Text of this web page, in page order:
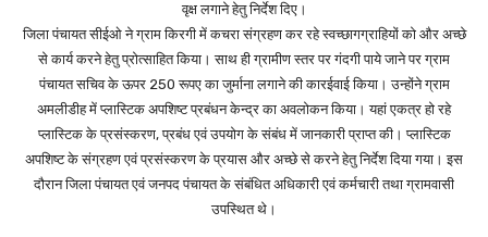
वृक्ष लगाने हेतु निर्देश दिए।
जिला पंचायत सीईओ ने ग्राम किरगी में कचरा संग्रहण कर रहे स्वच्छागग्राहियों को और अच्छे
से कार्य करने हेतु प्रोत्साहित किया। साथ ही ग्रामीण स्तर पर गंदगी पाये जाने पर ग्राम
पंचायत सचिव के ऊपर 250 रूपए का जुर्माना लगाने की कारईवाई किया। उन्होंने ग्राम
अमलीडीह में प्लास्टिक अपशिष्ट प्रबंधन केन्द्र का अवलोकन किया। यहां एकत्र हो रहे
प्लास्टिक के प्रसंस्करण, प्रबंध एवं उपयोग के संबंध में जानकारी प्राप्त की। प्लास्टिक
अपशिष्ट के संग्रहण एवं प्रसंस्करण के प्रयास और अच्छे से करने हेतु निर्देश दिया गया। इस
दौरान जिला पंचायत एवं जनपद पंचायत के संबंधित अधिकारी एवं कर्मचारी तथा ग्रामवासी
उपस्थित थे।